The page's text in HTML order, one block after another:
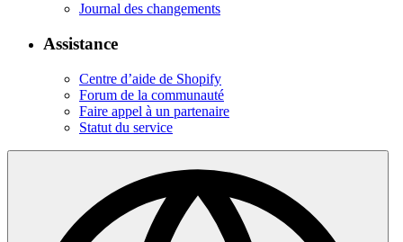
Journal des changements
Assistance
Centre d’aide de Shopify
Forum de la communauté
Faire appel à un partenaire
Statut du service